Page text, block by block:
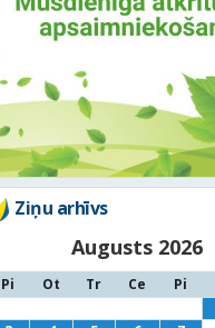
Ziņu arhīvs
Augusts 2026
Pi Ot Tr Ce Pi